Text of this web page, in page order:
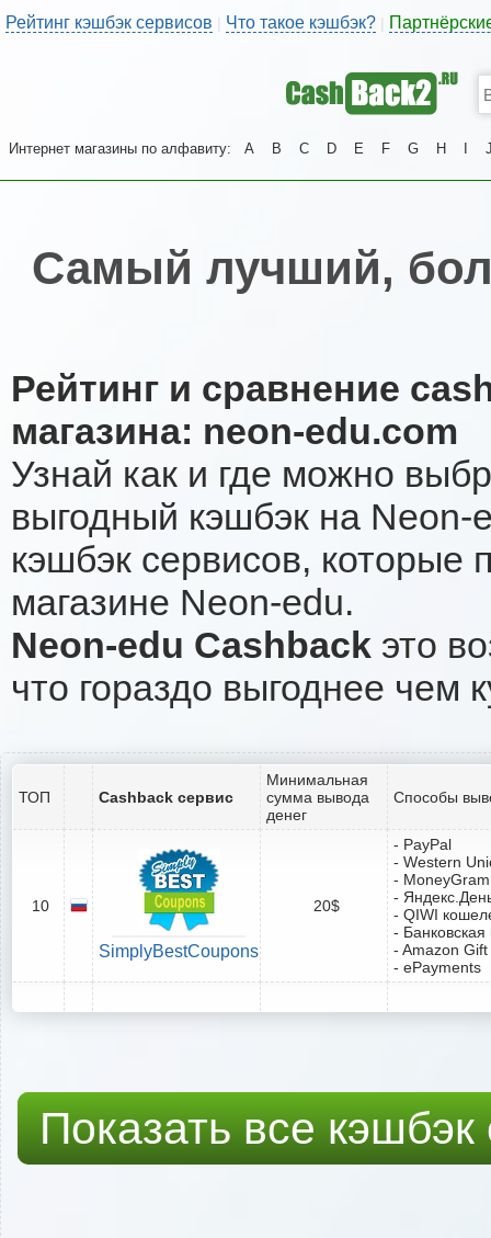
Рейтинг кэшбэк сервисов | Что такое кэшбэк?
Интернет магазины по алфавиту: A B C D E F G H
Самый лучший,
Рейтинг и сравнение
магазина: neon-edu.com
Узнай как и где можно
выгодный кэшбэк на
кэшбэк сервисов, которые
магазине Neon-edu.
Neon-edu Cashback это
что гораздо выгоднее чем
ТОП Cashback сервис
Минимальная
сумма вывода
денег
Способы
10
SimplyBestCoupons
20$
- PayPal
- Western
- MoneyGram
-
- QIWI
-
- Amazon
- ePayments
Показать все